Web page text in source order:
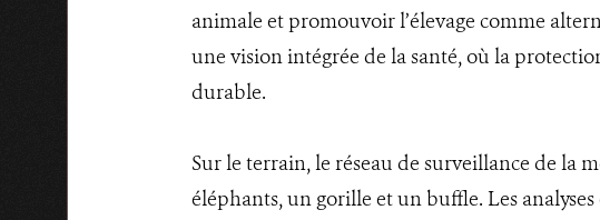
animale et promouvoir l’élevage comme
une vision intégrée de la santé, où la
durable.
Sur le terrain, le réseau de surveillance de la
éléphants, un gorille et un buffle. Les